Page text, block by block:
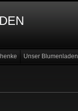
Unser Blumenladen